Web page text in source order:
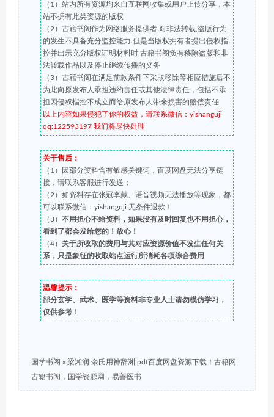
（1）站内所有资源均来自互联网收集或用户上传分享，本
站不拥有此类资源的版权
（2）古籍书阁作为网络服务提供者,对非法转载,盗版行为
的发生不具备充分监控能力.但是当版权拥有者提出侵权指
控并出示充分版权证明材料时,古籍书阁负有移除盗版和非
法转载作品以及停止继续传播的义务
（3）古籍书阁在满足前款条件下采取移除等相应措施后不
为此向原发布人承担违约责任或其他法律责任，包括不承
担因侵权指控不成立而给原发布人带来损害的赔偿责任
以上内容如果侵犯了你的权益，请联系微信：yishanguji
qq:122593197 我们将尽快处理
关于售后：
（1）因部分资料含有敏感关键词，百度网盘无法分享链
接，请联系客服进行发送；
（2）如资料存在张冠李戴、语音视频无法播放等现象，都
可以联系微信：yishanguji 无条件退款！
（3） 不用担心不给资料，如果没有及时回复也不用担心，
看到了都会发给您的！放心！
（4） 关于所收取的费用与其对应资源价值不发生任何关
系，只是象征的收取站点运行所消耗各项综合费用
温馨提示：
部分玄学、武术、医学等资料非专业人士请勿模仿学习，
仅供参考！
国学书阁 » 梁湘润 余氏用神辞渊.pdf百度网盘资源下载！古籍网
古籍书阁，国学资源网，易善医书